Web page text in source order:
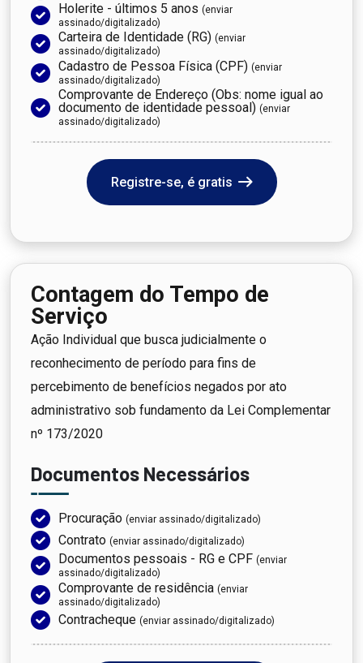
Holerite - últimos 5 anos (enviar
assinado/digitalizado)
Carteira de Identidade (RG) (enviar
assinado/digitalizado)
Cadastro de Pessoa Física (CPF) (enviar
assinado/digitalizado)
Comprovante de Endereço (Obs: nome igual ao
documento de identidade pessoal) (enviar
assinado/digitalizado)
Registre-se, é gratis
Contagem do Tempo de
Serviço
Ação Individual que busca judicialmente o
reconhecimento de período para fins de
percebimento de benefícios negados por ato
administrativo sob fundamento da Lei Complementar
nº 173/2020
Documentos Necessários
Procuração (enviar assinado/digitalizado)
Contrato (enviar assinado/digitalizado)
Documentos pessoais - RG e CPF (enviar
assinado/digitalizado)
Comprovante de residência (enviar
assinado/digitalizado)
Contracheque (enviar assinado/digitalizado)